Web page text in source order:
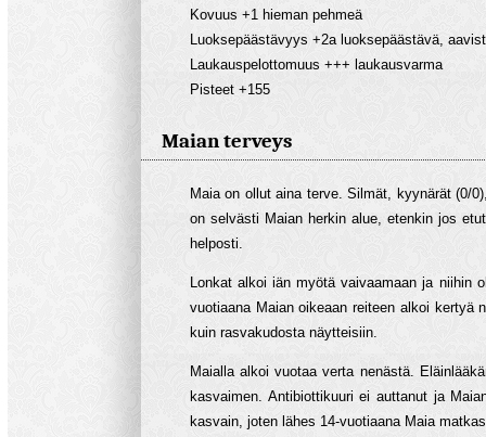
Kovuus +1 hieman pehmeä
Luoksepäästävyys +2a luoksepäästävä,
Laukauspelottomuus +++ laukausvarma
Pisteet +155
Maian terveys
Maia on ollut aina terve. Silmät, kyynärät (0/
on selvästi Maian herkin alue, etenkin jos
helposti.
Lonkat alkoi iän myötä vaivaamaan ja niihin
vuotiaana Maian oikeaan reiteen alkoi
kuin rasvakudosta näytteisiin.
Maialla alkoi vuotaa verta nenästä.
kasvaimen. Antibiottikuuri ei auttanut ja
kasvain, joten lähes 14-vuotiaana Maia